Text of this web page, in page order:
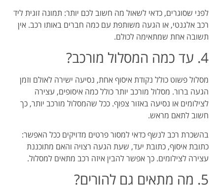
לפני שסוגרים, כדאי לשאול מה חשוב לכם יותר: תמונה זוגית ליד
רכב אלגנטי, או הגעה משותפת עם כמה חברים באותו רכב. אין
תשובה אחת שמתאימה לכולם.
4. עד כמה המסלול מורכב?
מסלול פשוט כולל נקודת איסוף אחת, נסיעה ישירה לאולם וזמן
הגעה ברור. מסלול מורכב יותר כולל כמה איסופים, עצירה
לצילומים או נסיעה באזור צפוף. ככל שהמסלול מורכב יותר, כך
חשוב לתאם מראש.
בהשכרת רכב לנשף כדאי למסור פרטים מדויקים ככל האפשר:
כתובת איסוף, כתובת יעד, שעת הגעה רצויה והאם מתוכננת
עצירה לצילומים. כך אפשר להבין איזה רכב מתאים למסלול.
5. מה מתאים גם להורים?